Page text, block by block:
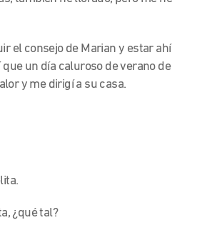
el consejo de Marian y estar ahí
un día caluroso de verano de
y me dirigí a su casa.
¿qué tal?